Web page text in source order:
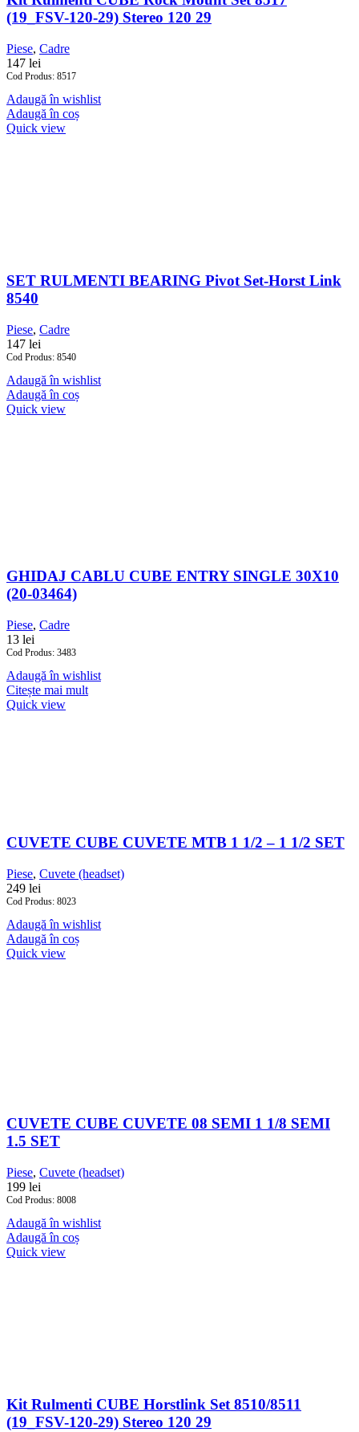
(19_FSV-120-29) Stereo 120 29
Piese, Cadre
147 lei
Cod Produs: 8517
Adaugă în wishlist
Adaugă în coș
Quick view
SET RULMENTI BEARING Pivot Set-Horst Link
8540
Piese, Cadre
147 lei
Cod Produs: 8540
Adaugă în wishlist
Adaugă în coș
Quick view
GHIDAJ CABLU CUBE ENTRY SINGLE 30X10
(20-03464)
Piese, Cadre
13 lei
Cod Produs: 3483
Adaugă în wishlist
Citește mai mult
Quick view
CUVETE CUBE CUVETE MTB 1 1/2 – 1 1/2 SET
Piese, Cuvete (headset)
249 lei
Cod Produs: 8023
Adaugă în wishlist
Adaugă în coș
Quick view
CUVETE CUBE CUVETE 08 SEMI 1 1/8 SEMI
1.5 SET
Piese, Cuvete (headset)
199 lei
Cod Produs: 8008
Adaugă în wishlist
Adaugă în coș
Quick view
Kit Rulmenti CUBE Horstlink Set 8510/8511
(19_FSV-120-29) Stereo 120 29